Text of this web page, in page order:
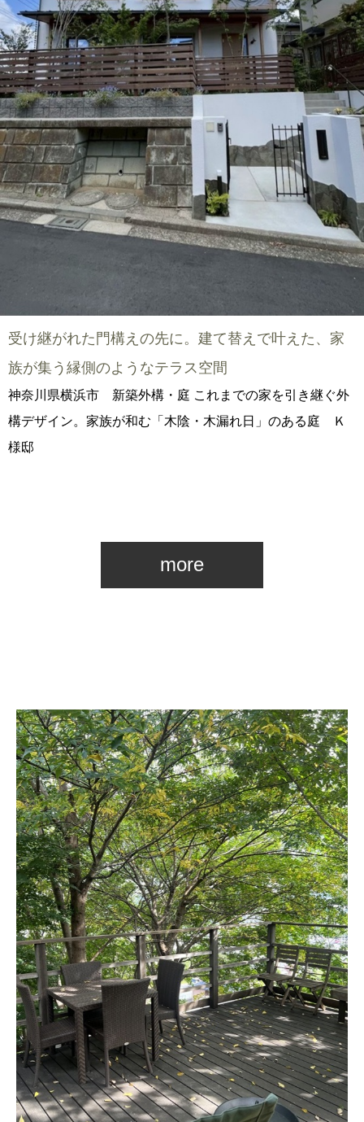
受け継がれた門構えの先に。建て替えで叶えた、家
族が集う縁側のようなテラス空間
神奈川県横浜市 新築外構・庭 これまでの家を引き継ぐ外
構デザイン。家族が和む「木陰・木漏れ日」のある庭 Ｋ
様邸
more